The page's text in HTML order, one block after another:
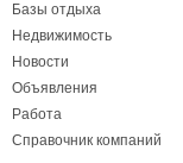
Базы отдыха
Недвижимость
Новости
Объявления
Работа
Справочник компаний